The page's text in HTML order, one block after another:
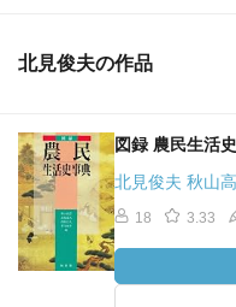
北見俊夫の作品
図録 農民生活
北見俊夫 秋山
18 3.33